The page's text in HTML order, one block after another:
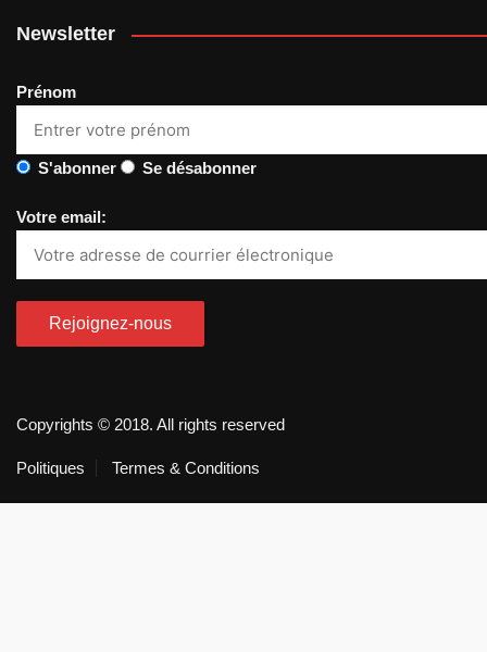
Newsletter
Prénom
S'abonner Se désabonner
Votre email:
Copyrights © 2018. All rights reserved
Politiques Termes & Conditions